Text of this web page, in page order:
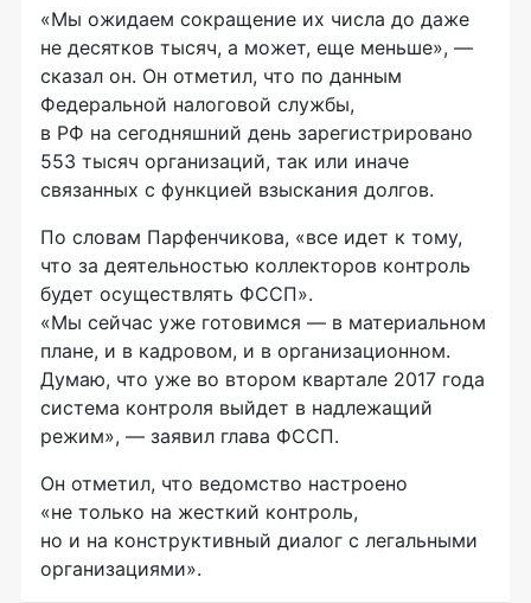
«Мы ожидаем сокращение их числа до даже
не десятков тысяч, а может, еще меньше», —
сказал он. Он отметил, что по данным
Федеральной налоговой службы,
в РФ на сегодняшний день зарегистрировано
553 тысяч организаций, так или иначе
связанных с функцией взыскания долгов.
По словам Парфенчикова, «все идет к тому,
что за деятельностью коллекторов контроль
будет осуществлять ФССП».
«Мы сейчас уже готовимся — в материальном
плане, и в кадровом, и в организационном.
Думаю, что уже во втором квартале 2017 года
система контроля выйдет в надлежащий
режим», — заявил глава ФССП.
Он отметил, что ведомство настроено
«не только на жесткий контроль,
но и на конструктивный диалог с легальными
организациями».